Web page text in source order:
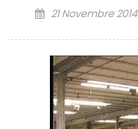
Posted
21 Novembre 2014